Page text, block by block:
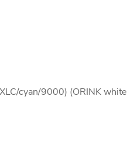
cyan/9000) (ORINK white